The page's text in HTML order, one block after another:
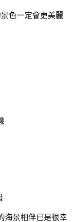
色一定會更美麗
海景相伴已是很幸